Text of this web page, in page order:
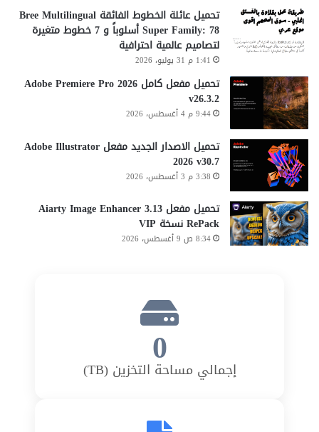
تحميل عائلة الخطوط الفائقة Bree Multilingual
Super Family: 78 أسلوباً و 7 خطوط متغيرة
لتصاميم عالمية احترافية
1:41 م 31 يوليو، 2026
تحميل مفعل كامل Adobe Premiere Pro 2026
v26.3.2
9:44 م 4 أغسطس، 2026
تحميل الاصدار الجديد مفعل Adobe Illustrator
2026 v30.7
3:38 م 3 أغسطس، 2026
تحميل مفعل Aiarty Image Enhancer 3.13
RePack نسخة VIP
8:34 ص 9 أغسطس، 2026
0
إجمالي مساحة التخزين (TB)